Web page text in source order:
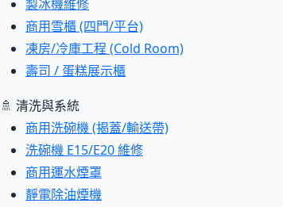
製冰機維修
商用雪櫃 (四門/平台)
凍房/冷庫工程 (Cold Room)
壽司 / 蛋糕展示櫃
🚿 清洗與系統
商用洗碗機 (揭蓋/輸送帶)
洗碗機 E15/E20 維修
商用運水煙罩
靜電除油煙機